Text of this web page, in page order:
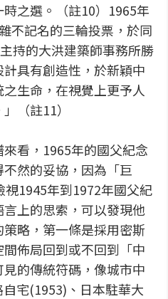
之選。（註10）1965年
不記名的三輪投票，於同
持的大洪建築師事務所勝
具有創造性，於新穎中
生命，在視覺上更予人
（註11）
看，1965年的國父紀念
然的妥協，因為「巨
視1945年到1972年國父紀
上的思索，可以發現他
略，第一條是採用密斯
佈局回到或不回到「中
的傳統符碼，像城市中
宅(1953)、日本駐華大